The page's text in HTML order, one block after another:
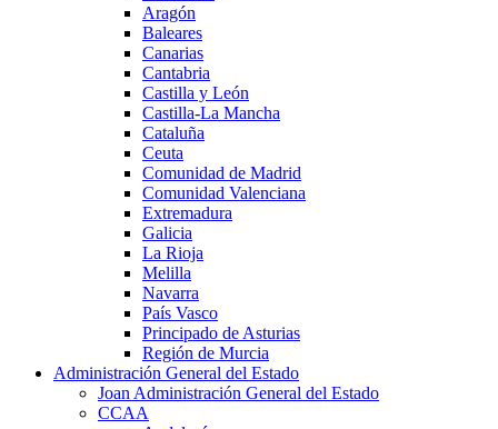
Aragón
Baleares
Canarias
Cantabria
Castilla y León
Castilla-La Mancha
Cataluña
Ceuta
Comunidad de Madrid
Comunidad Valenciana
Extremadura
Galicia
La Rioja
Melilla
Navarra
País Vasco
Principado de Asturias
Región de Murcia
Administración General del Estado
Joan Administración General del Estado
CCAA